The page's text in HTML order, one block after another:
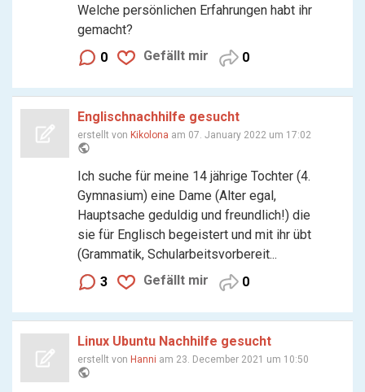
Welche persönlichen Erfahrungen habt ihr
gemacht?
0
Gefällt mir 0
Englischnachhilfe gesucht
erstellt von Kikolona am 07. January 2022 um 17:02
public
Ich suche für meine 14 jährige Tochter (4.
Gymnasium) eine Dame (Alter egal,
Hauptsache geduldig und freundlich!) die
sie für Englisch begeistert und mit ihr übt
(Grammatik, Schularbeitsvorbereit...
3
Gefällt mir 0
Linux Ubuntu Nachhilfe gesucht
erstellt von Hanni am 23. December 2021 um 10:50
public